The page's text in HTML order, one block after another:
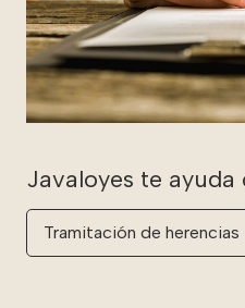
Tramitación de herencias